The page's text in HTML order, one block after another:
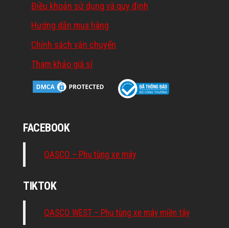
Điều khoản sử dụng và quy định
Hướng dẫn mua hàng
Chính sách vận chuyển
Tham khảo giá sỉ
FACEBOOK
QASCO – Phụ tùng xe máy
TIKTOK
QASCO WEST – Phụ tùng xe máy miền tây